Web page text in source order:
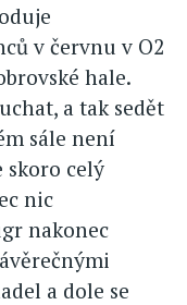
v červnu v O2
hale.
a tak sedět
sále není
skoro celý
nic
nakonec
a dole se